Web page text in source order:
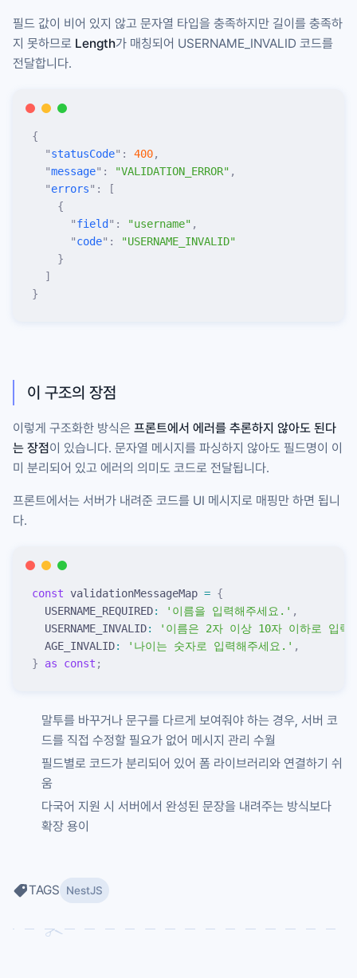
필드 값이 비어 있지 않고 문자열 타입을 충족하지만 길이를 충족하
지 못하므로 Length가 매칭되어 USERNAME_INVALID 코드를
전달합니다.
{
  "
statusCode" : 400,
  "
message" : "VALIDATION_ERROR" ,
  "
errors" :
[
    {
      "
field " : "username" ,
      "
code" : "USERNAME_INVALID"
    }
  ]
}
이 구조의 장점
이렇게 구조화한 방식은 프론트에서 에러를 추론하지 않아도 된다
는 장점이 있습니다. 문자열 메시지를 파싱하지 않아도 필드명이 이
미 분리되어 있고 에러의 의미도 코드로 전달됩니다.
프론트에서는 서버가 내려준 코드를 UI 메시지로 매핑만 하면 됩니
다.
const validationMessageMap = {
  USERNAME_REQUIRED
: ' 이름을 입력해주세요. ' ,
  USERNAME_INVALID
: ' 이름은 2자 이상 10자 이하로 입력
  AGE_INVALID
: ' 나이는 숫자로 입력해주세요. ' ,
} as const ;
말투를 바꾸거나 문구를 다르게 보여줘야 하는 경우, 서버 코
드를 직접 수정할 필요가 없어 메시지 관리 수월
필드별로 코드가 분리되어 있어 폼 라이브러리와 연결하기 쉬
움
다국어 지원 시 서버에서 완성된 문장을 내려주는 방식보다
확장 용이
TAGS NestJS